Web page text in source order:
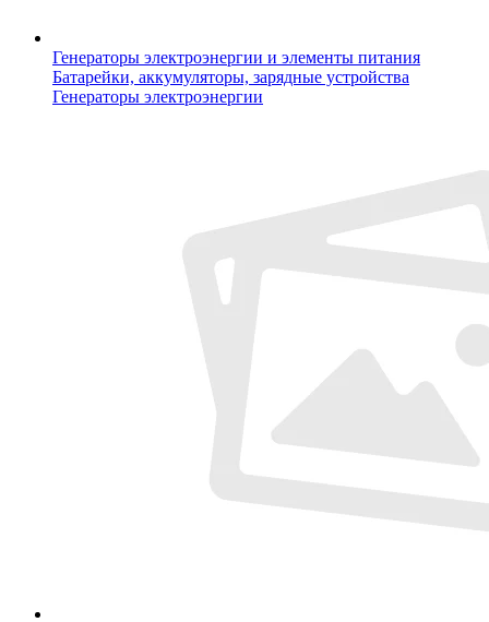
Генераторы электроэнергии и элементы питания
Батарейки, аккумуляторы, зарядные устройства
Генераторы электроэнергии